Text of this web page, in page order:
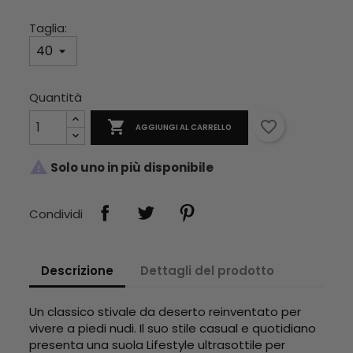
Taglia:
Quantità
 AGGIUNGI AL CARRELLO favorite_border
 Solo uno in più disponibile
Condividi
Descrizione Dettagli del prodotto
Un classico stivale da deserto reinventato per
vivere a piedi nudi. Il suo stile casual e quotidiano
presenta una suola Lifestyle ultrasottile per